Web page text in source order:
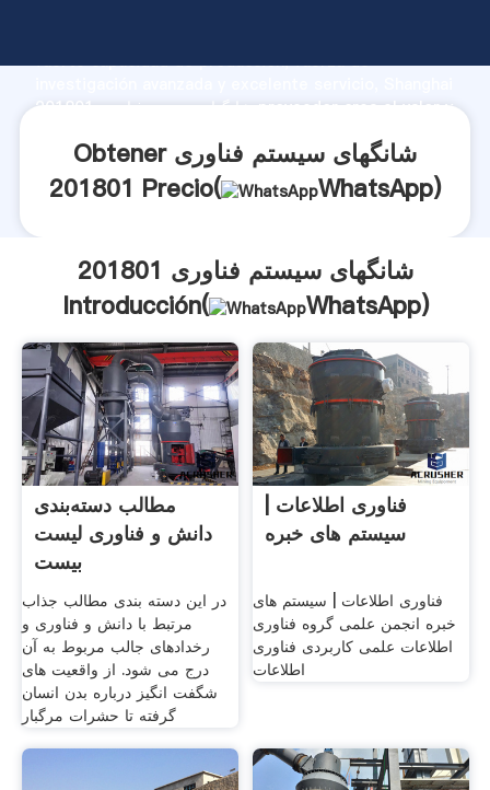
fuerte capacidad de producción, fuerza de
شانگهای سیستم فناوری 201801 proveedor crea el valor y
Obtener شانگهای سیستم فناوری
201801 Precio(
WhatsApp)
شانگهای سیستم فناوری 201801
Introducción(
WhatsApp)
مطالب دسته‌بندی
دانش و فناوری لیست
بیست
در این دسته بندی مطالب جذاب
مرتبط با دانش و فناوری و
رخدادهای جالب مربوط به آن
درج می شود. از واقعیت های
شگفت انگیز درباره بدن انسان
گرفته تا حشرات مرگبار
فناوری اطلاعات |
سیستم های خبره
فناوری اطلاعات | سیستم های
خبره انجمن علمی گروه فناوری
اطلاعات علمی کاربردی فناوری
اطلاعات